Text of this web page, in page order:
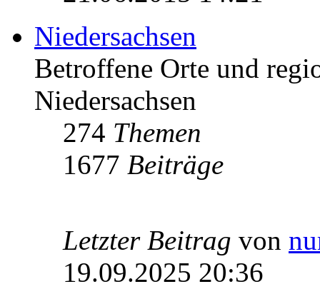
Niedersachsen
Betroffene Orte und
Niedersachsen
274 Themen
1677 Beiträge
Letzter Beitrag von
19.09.2025 20:36